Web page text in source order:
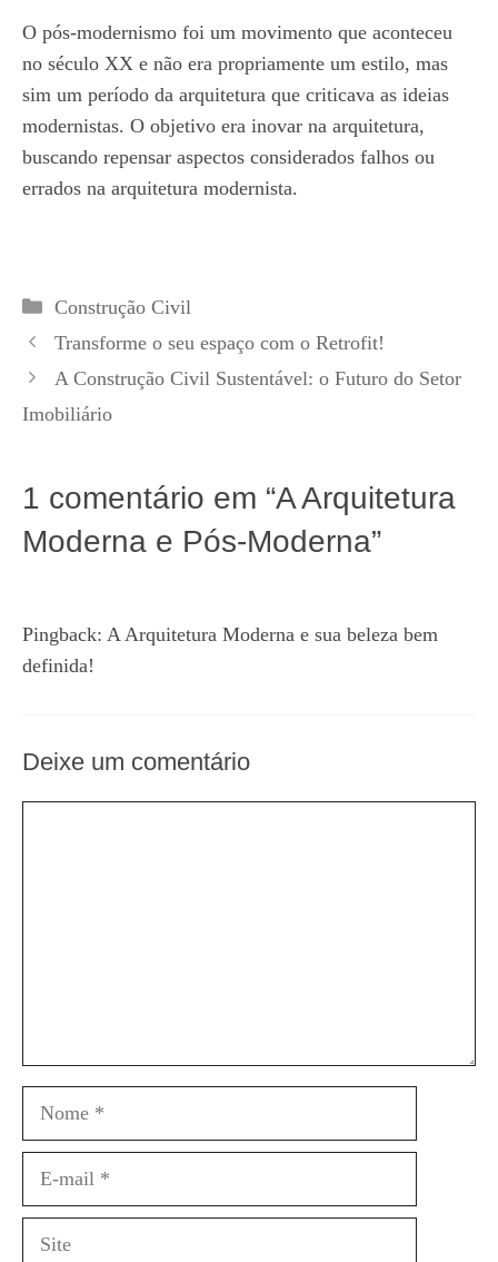
O pós-modernismo foi um movimento que aconteceu
no século XX e não era propriamente um estilo, mas
sim um período da arquitetura que criticava as ideias
modernistas. O objetivo era inovar na arquitetura,
buscando repensar aspectos considerados falhos ou
errados na arquitetura modernista.
Categorias
Construção Civil
Transforme o seu espaço com o Retrofit!
A Construção Civil Sustentável: o Futuro do Setor
Imobiliário
1 comentário em “A Arquitetura
Moderna e Pós-Moderna”
Pingback: A Arquitetura Moderna e sua beleza bem
definida!
Deixe um comentário